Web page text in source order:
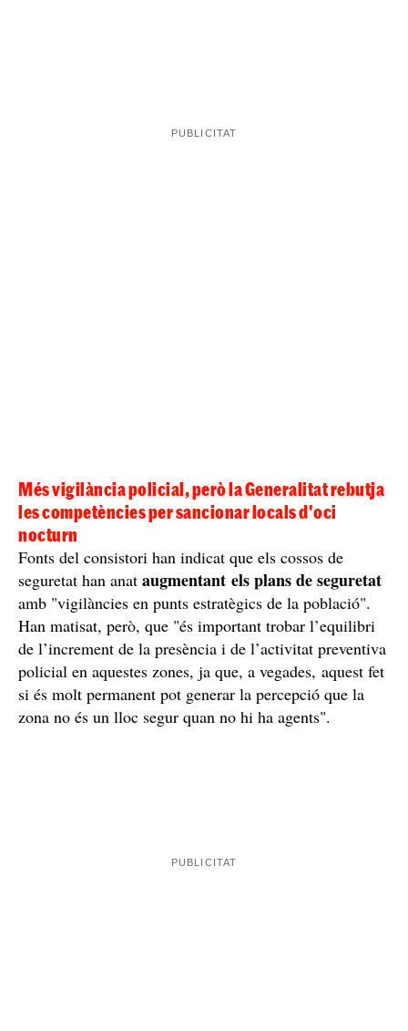
Més vigilància policial, però la Generalitat rebutja
les competències per sancionar locals d'oci
nocturn
Fonts del consistori han indicat que els cossos de
seguretat han anat augmentant els plans de seguretat
amb "vigilàncies en punts estratègics de la població".
Han matisat, però, que "és important trobar l’equilibri
de l’increment de la presència i de l’activitat preventiva
policial en aquestes zones, ja que, a vegades, aquest fet
si és molt permanent pot generar la percepció que la
zona no és un lloc segur quan no hi ha agents".